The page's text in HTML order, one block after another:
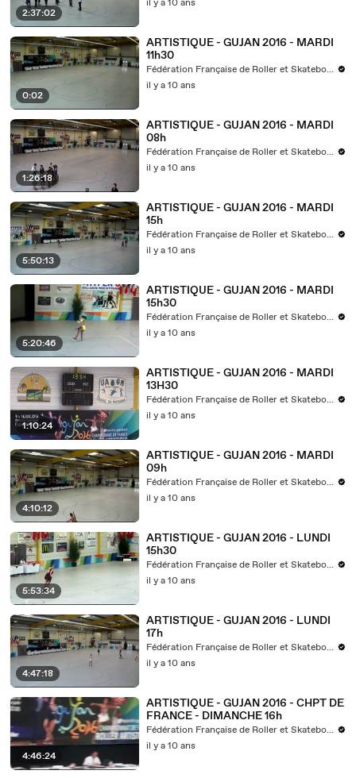
2:37:02
il y a 10 ans
0:02
ARTISTIQUE - GUJAN 2016 - MARDI
11h30
Fédération Française de Roller et Skateboard
il y a 10 ans
1:26:18
ARTISTIQUE - GUJAN 2016 - MARDI
08h
Fédération Française de Roller et Skateboard
il y a 10 ans
5:50:13
ARTISTIQUE - GUJAN 2016 - MARDI
15h
Fédération Française de Roller et Skateboard
il y a 10 ans
5:20:46
ARTISTIQUE - GUJAN 2016 - MARDI
15h30
Fédération Française de Roller et Skateboard
il y a 10 ans
1:10:24
ARTISTIQUE - GUJAN 2016 - MARDI
13H30
Fédération Française de Roller et Skateboard
il y a 10 ans
4:10:12
ARTISTIQUE - GUJAN 2016 - MARDI
09h
Fédération Française de Roller et Skateboard
il y a 10 ans
5:53:34
ARTISTIQUE - GUJAN 2016 - LUNDI
15h30
Fédération Française de Roller et Skateboard
il y a 10 ans
4:47:18
ARTISTIQUE - GUJAN 2016 - LUNDI
17h
Fédération Française de Roller et Skateboard
il y a 10 ans
4:46:24
ARTISTIQUE - GUJAN 2016 - CHPT DE
FRANCE - DIMANCHE 16h
Fédération Française de Roller et Skateboard
il y a 10 ans